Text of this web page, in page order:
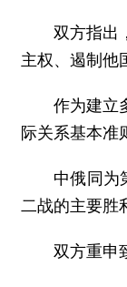
双方指出
主权、遏制他
作为建立
际关系基本准
中俄同为
二战的主要胜
双方重申